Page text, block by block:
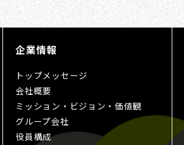
企業情報
トップメッセージ
会社概要
ミッション・ビジョン・価値観
グループ会社
役員構成